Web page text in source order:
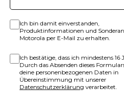
Ich bin damit einverstanden,
Produktinformationen und
Motorola per E-Mail zu erhalten.
Ich bestätige, dass ich mindestens 16
Durch das Absenden dieses
deine personenbezogenen Daten in
Übereinstimmung mit unserer
Datenschutzerklärung verarbeitet.